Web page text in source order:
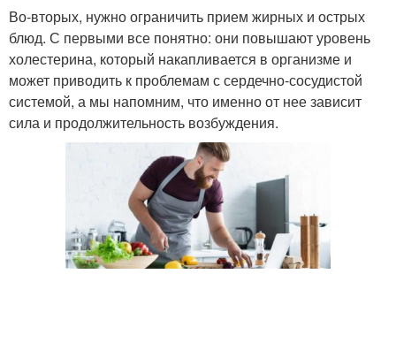
Во-вторых, нужно ограничить прием жирных и острых
блюд. С первыми все понятно: они повышают уровень
холестерина, который накапливается в организме и
может приводить к проблемам с сердечно-сосудистой
системой, а мы напомним, что именно от нее зависит
сила и продолжительность возбуждения.